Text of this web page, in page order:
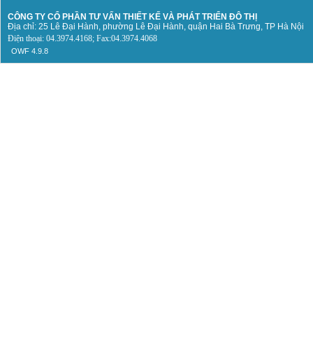
CÔNG TY CỔ PHẦN TƯ VẤN THIẾT KẾ VÀ PHÁT TRIỂN ĐÔ THỊ
Địa chỉ: 25 Lê Đại Hành, phường Lê Đại Hành, quận Hai Bà Trưng, TP Hà Nội
Điện thoại: 04.3974.4168; Fax:04.3974.4068
OWF 4.9.8